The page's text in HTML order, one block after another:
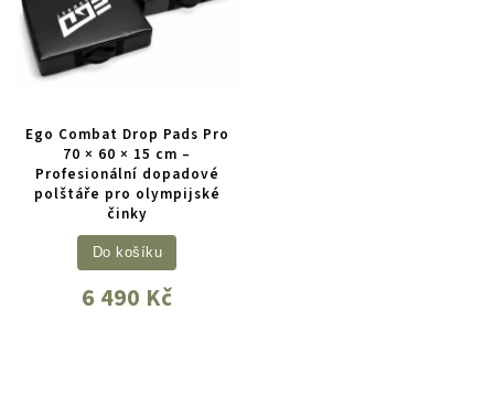
Ego Combat Drop Pads Pro
70 × 60 × 15 cm –
Profesionální dopadové
polštáře pro olympijské
činky
6 490 Kč
Do košíku